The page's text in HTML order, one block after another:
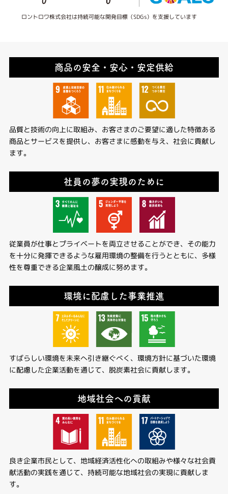
ロントロワ株式会社は持続可能な開発目標（SDGs）を支援しています
商品の安全・安心・安定供給
品質と技術の向上に取組み、お客さまのご要望に適した特徴ある
商品とサービスを提供し、お客さまに感動を与え、社会に貢献し
ます。
社員の夢の実現のために
従業員が仕事とプライベートを両立させることができ、その能力
を十分に発揮できるような雇用環境の整備を行うとともに、多様
性を尊重できる企業風土の醸成に努めます。
環境に配慮した事業推進
すばらしい環境を未来へ引き継ぐべく、環境方針に基づいた環境
に配慮した企業活動を通じて、脱炭素社会に貢献します。
地域社会への貢献
良き企業市民として、地域経済活性化への取組みや様々な社会貢
献活動の実践を通じて、持続可能な地域社会の実現に貢献しま
す。